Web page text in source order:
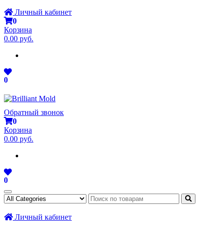
Личный кабинет
0
Корзина
0.00 руб.
0
Обратный звонок
0
Корзина
0.00 руб.
0
Личный кабинет